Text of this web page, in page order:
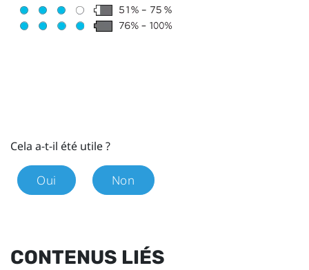
Cela a-t-il été utile ?
Oui Non
CONTENUS LIÉS